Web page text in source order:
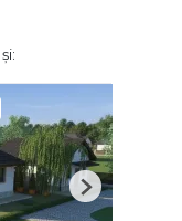
Next